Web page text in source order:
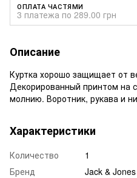
ОПЛАТА ЧАСТЯМИ
3 платежа по 289.00 грн
Описание
Куртка хорошо защищает от
Декорированный принтом на
молнию. Воротник, рукава и
Характеристики
Количество
1
Бренд
Jack & Jones